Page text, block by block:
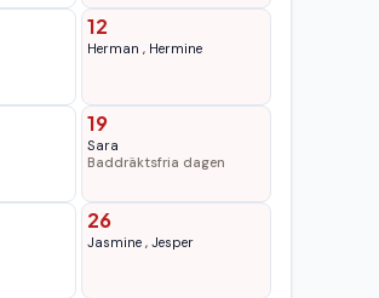
12
Herman , Hermine
19
Sara
Baddräktsfria dagen
26
Jasmine ,Jesper